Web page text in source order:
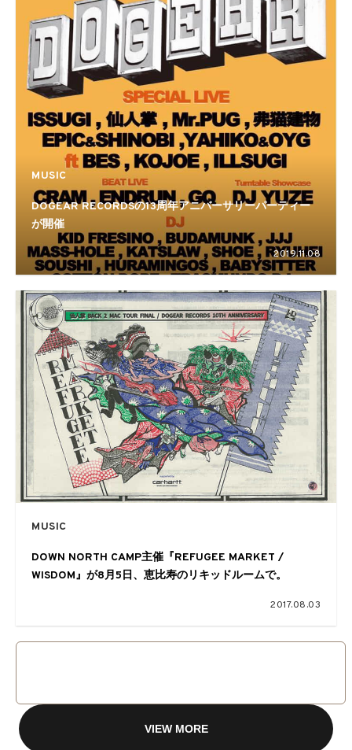
MUSIC
DOGEAR RECORDSの13周年アニバーサリーパーティー
が開催
2019.11.08
MUSIC
DOWN NORTH CAMP主催『REFUGEE MARKET /
WISDOM』が8月5日、恵比寿のリキッドルームで。
2017.08.03
VIEW MORE